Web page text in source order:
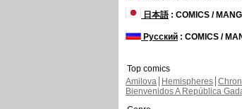
日本語: COMICS /
Русский : COMICS /
Top comics
Amilova
Hemispheres
Bienvenidos A República